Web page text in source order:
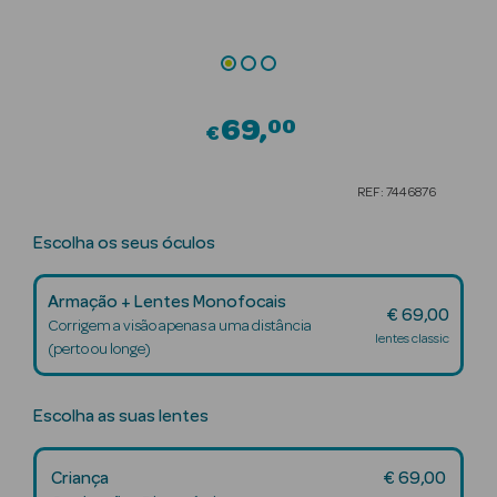
Maquilhagem
Luxo
Beauty Season
Nutricosmética
Perfumes
Beauty Season
€69 00
REF: 7446876
Escolha os seus óculos
Armação + Lentes Monofocais
Corrigem a visão apenas a uma distância
(perto ou longe)
€ 69,00
lentes classic
Escolha as suas lentes
Criança € 69,00